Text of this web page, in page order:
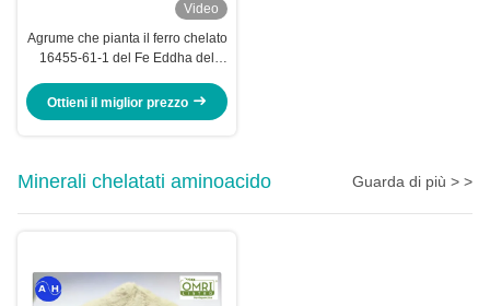
Video
Agrume che pianta il ferro chelato
16455-61-1 del Fe Eddha del
Ottieni il miglior prezzo
Minerali chelatati aminoacido Guarda di più > >